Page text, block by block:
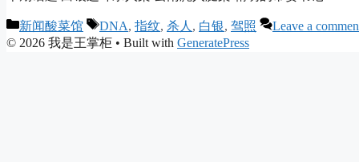
Categories
新闻酸菜馆 Tags
DNA, 指纹, 杀人, 白银, 驾照
Leave a
© 2026 我是王掌柜 • Built with GeneratePress